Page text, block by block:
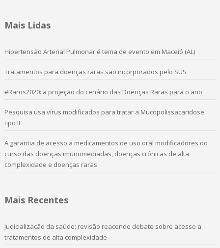
Mais Lidas
Hipertensão Arterial Pulmonar é tema de evento em Maceió (AL)
Tratamentos para doenças raras são incorporados pelo SUS
#Raros2020: a projeção do cenário das Doenças Raras para o ano
Pesquisa usa vírus modificados para tratar a Mucopolissacaridose
tipo II
A garantia de acesso a medicamentos de uso oral modificadores do
curso das doenças imunomediadas, doenças crônicas de alta
complexidade e doenças raras
Mais Recentes
Judicialização da saúde: revisão reacende debate sobre acesso a
tratamentos de alta complexidade